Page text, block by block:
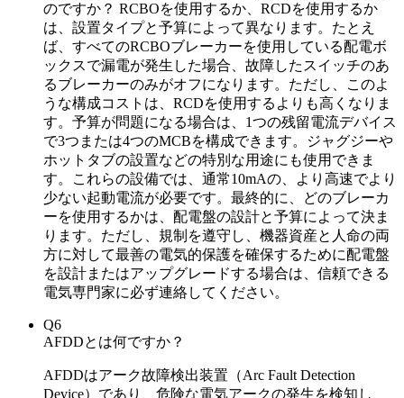
のですか？ RCBOを使用するか、RCDを使用するか
は、設置タイプと予算によって異なります。たとえ
ば、すべてのRCBOブレーカーを使用している配電ボ
ックスで漏電が発生した場合、故障したスイッチのあ
るブレーカーのみがオフになります。ただし、このよ
うな構成コストは、RCDを使用するよりも高くなりま
す。予算が問題になる場合は、1つの残留電流デバイス
で3つまたは4つのMCBを構成できます。ジャグジーや
ホットタブの設置などの特別な用途にも使用できま
す。これらの設備では、通常10mAの、より高速でより
少ない起動電流が必要です。最終的に、どのブレーカ
ーを使用するかは、配電盤の設計と予算によって決ま
ります。ただし、規制を遵守し、機器資産と人命の両
方に対して最善の電気的保護を確保するために配電盤
を設計またはアップグレードする場合は、信頼できる
電気専門家に必ず連絡してください。
Q6
AFDDとは何ですか？
AFDDはアーク故障検出装置（Arc Fault Detection
Device）であり、危険な電気アークの発生を検知し、